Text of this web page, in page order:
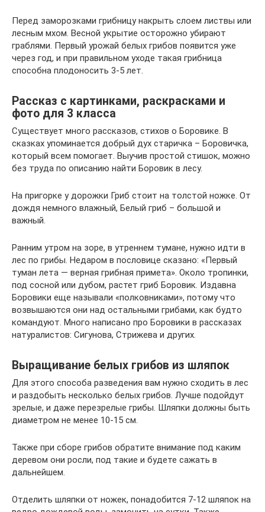
Перед заморозками грибницу накрыть слоем листвы или
лесным мхом. Весной укрытие осторожно убирают
граблями. Первый урожай белых грибов появится уже
через год, и при правильном уходе такая грибница
способна плодоносить 3-5 лет.
Рассказ с картинками, раскрасками и
фото для 3 класса
Существует много рассказов, стихов о Боровике. В
сказках упоминается добрый дух старичка – Боровичка,
который всем помогает. Выучив простой стишок, можно
без труда по описанию найти Боровик в лесу.
На пригорке у дорожки Гриб стоит на толстой ножке. От
дождя немного влажный, Белый гриб – большой и
важный.
Ранним утром на зоре, в утреннем тумане, нужно идти в
лес по грибы. Недаром в пословице сказано: «Первый
туман лета — верная грибная примета». Около тропинки,
под сосной или дубом, растет гриб Боровик. Издавна
Боровики еще называли «полковниками», потому что
возвышаются они над остальными грибами, как будто
командуют. Много написано про Боровики в рассказах
натуралистов: Сигунова, Стрижева и других.
Выращивание белых грибов из шляпок
Для этого способа разведения вам нужно сходить в лес
и раздобыть несколько белых грибов. Лучше подойдут
зрелые, и даже перезрелые грибы. Шляпки должны быть
диаметром не менее 10-15 см.
Также при сборе грибов обратите внимание под каким
деревом они росли, под такие и будете сажать в
дальнейшем.
Отделить шляпки от ножек, понадобится 7-12 шляпок на